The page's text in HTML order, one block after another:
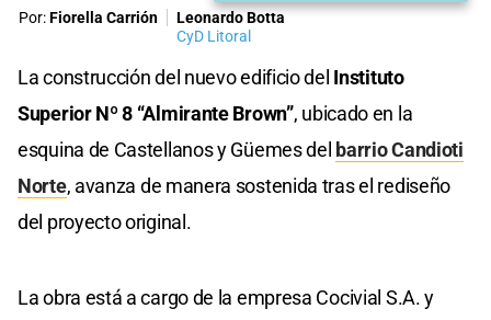
Por:Fiorella Carrión
Leonardo Botta
CyD Litoral
La construcción del nuevo edificio del Instituto
Superior Nº 8 “Almirante Brown”, ubicado en la
esquina de Castellanos y Güemes del barrio Candioti
Norte, avanza de manera sostenida tras el rediseño
del proyecto original.
La obra está a cargo de la empresa Cocivial S.A. y